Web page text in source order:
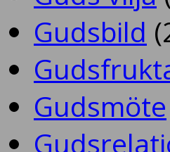
Gudsbild
Gudsmöte